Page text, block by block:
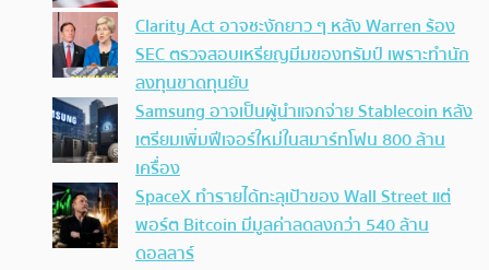
Clarity Act อาจชะงักยาว ๆ หลัง Warren ร้อง
SEC ตรวจสอบเหรียญมีมของทรัมป์ เพราะทำนัก
ลงทุนขาดทุนยับ
Samsung อาจเป็นผู้นำแจกจ่าย Stablecoin หลัง
เตรียมเพิ่มฟีเจอร์ใหม่ในสมาร์ทโฟน 800 ล้าน
เครื่อง
SpaceX ทำรายได้ทะลุเป้าของ Wall Street แต่
พอร์ต Bitcoin มีมูลค่าลดลงกว่า 540 ล้าน
ดอลลาร์